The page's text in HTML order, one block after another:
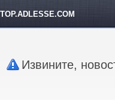
TOP.ADLESSE.COM
Извините,